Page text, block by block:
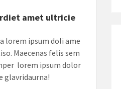
amet ultricie
lorem ipsum doli ame
Maecenas felis sem
lorem ipsum dolor
glavridaurna!